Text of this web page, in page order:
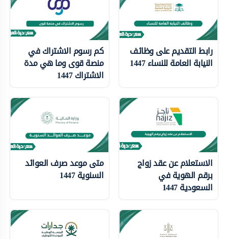
رابط التقديم على وظائف
النيابة العامة للنساء 1447
كم رسوم الاشتراك في
منصة قوى وما هي مدة
الاشتراك 1447
الاستعلام عن عقد زواج
برقم الهوية في
السعودية 1447
متى موعد صرف العوائد
السنوية 1447